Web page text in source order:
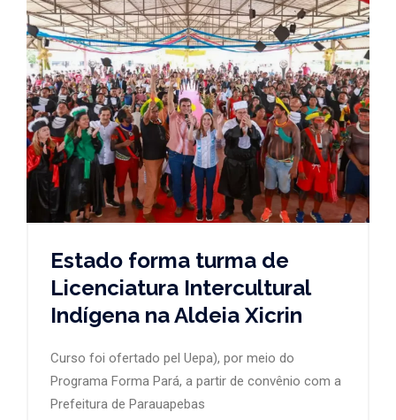
Estado forma turma de
Licenciatura Intercultural
Indígena na Aldeia Xicrin
Curso foi ofertado pel Uepa), por meio do
Programa Forma Pará, a partir de convênio com a
Prefeitura de Parauapebas